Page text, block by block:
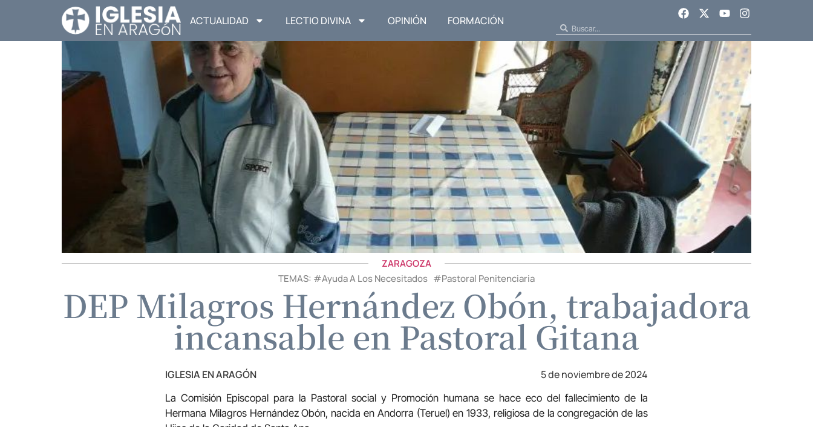
ACTUALIDAD LECTIO DIVINA OPINIÓN FORMACIÓN
ZARAGOZA
TEMAS: #Ayuda A Los Necesitados #Pastoral Penitenciaria
DEP Milagros Hernández Obón, trabajadora
incansable en Pastoral Gitana
IGLESIA EN ARAGÓN 5 de noviembre de 2024
La Comisión Episcopal para la Pastoral social y Promoción humana se hace eco del fallecimiento de la
Hermana Milagros Hernández Obón, nacida en Andorra (Teruel) en 1933, religiosa de la congregación de las